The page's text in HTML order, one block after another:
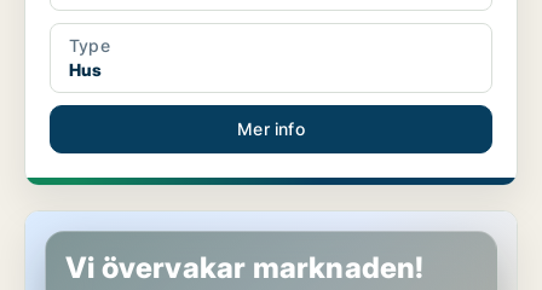
Type
Hus
Mer info
Hus i Västra hisingen
Vi övervakar marknaden!